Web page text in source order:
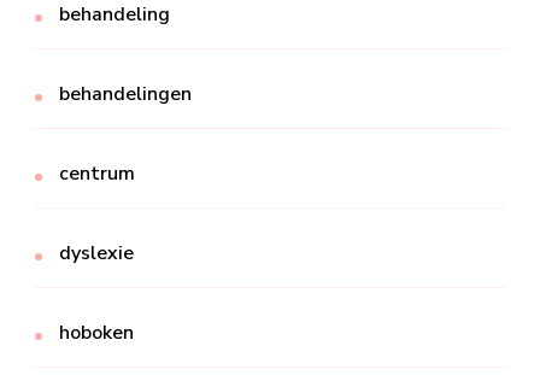
behandeling
behandelingen
centrum
dyslexie
hoboken